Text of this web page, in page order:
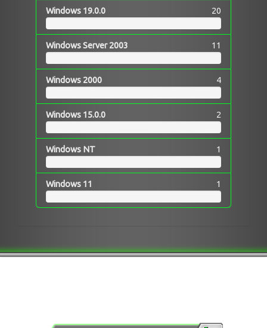
Windows 19.0.0 20
Windows Server 2003 11
Windows 2000 4
Windows 15.0.0 2
Windows NT 1
Windows 11 1